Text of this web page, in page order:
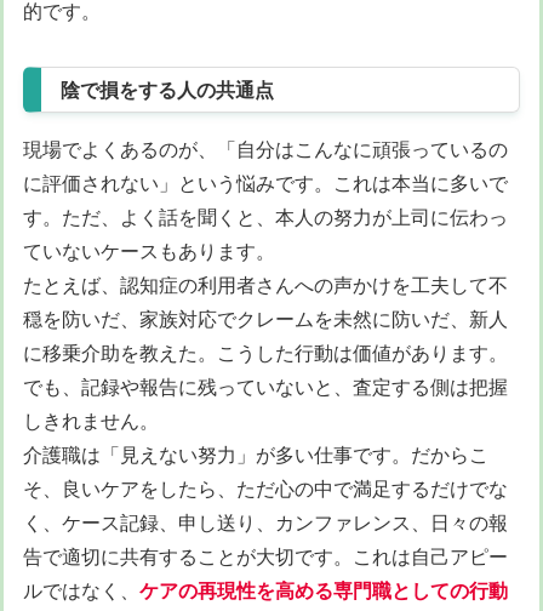
的です。
陰で損をする人の共通点
現場でよくあるのが、「自分はこんなに頑張っているの
に評価されない」という悩みです。これは本当に多いで
す。ただ、よく話を聞くと、本人の努力が上司に伝わっ
ていないケースもあります。
たとえば、認知症の利用者さんへの声かけを工夫して不
穏を防いだ、家族対応でクレームを未然に防いだ、新人
に移乗介助を教えた。こうした行動は価値があります。
でも、記録や報告に残っていないと、査定する側は把握
しきれません。
介護職は「見えない努力」が多い仕事です。だからこ
そ、良いケアをしたら、ただ心の中で満足するだけでな
く、ケース記録、申し送り、カンファレンス、日々の報
告で適切に共有することが大切です。これは自己アピー
ルではなく、 ケアの再現性を高める専門職としての行動